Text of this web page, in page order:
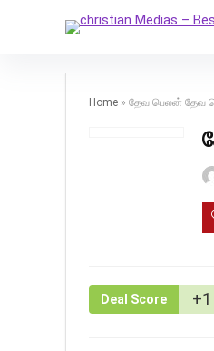
Home » தேவ பெலன் தேவ
Deal Score +1